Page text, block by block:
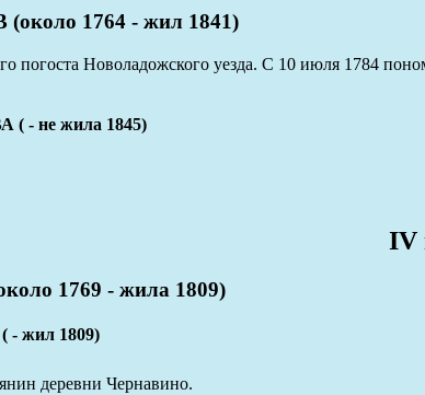
1764 - жил 1841)
погоста Новоладожского уезда. С 10 июля 1784
- не жила 1845)
IV
1769 - жила 1809)
жил 1809)
деревни Чернавино.